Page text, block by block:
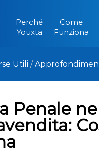
Perché
Youxta
Come
Funziona
Utili /
Penale